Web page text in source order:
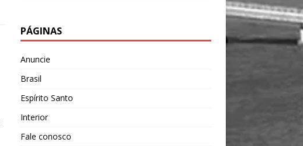
PÁGINAS
Anuncie
Brasil
Espírito Santo
Interior
Fale conosco